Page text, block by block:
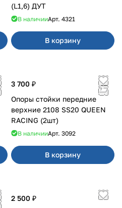
(L1,6) ДУТ
В наличииАрт. 4321
В корзину
3 700 ₽
Опоры стойки передние
верхние 2108 SS20 QUEEN
RACING (2шт)
В наличииАрт. 3092
В корзину
2 500 ₽